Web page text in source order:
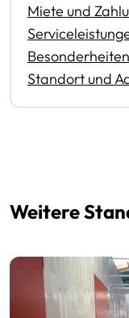
Miete und
Besonderheiten
Standort und
Weitere